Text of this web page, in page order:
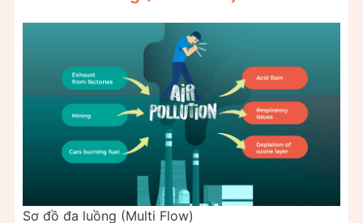
Sơ đồ đa luồng (Multi Flow)